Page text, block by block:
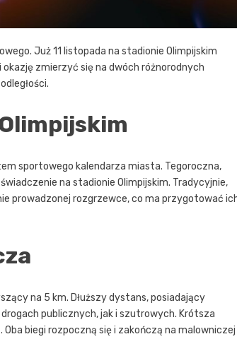
Już 11 listopada na stadionie Olimpijskim
okazję zmierzyć się na dwóch różnorodnych
sportowego kalendarza miasta. Tegoroczna,
na stadionie Olimpijskim. Tradycyjnie,
prowadzonej rozgrzewce, co ma przygotować
na 5 km. Dłuższy dystans, posiadający
publicznych, jak i szutrowych. Krótsza
biegi rozpoczną się i zakończą na malowniczej